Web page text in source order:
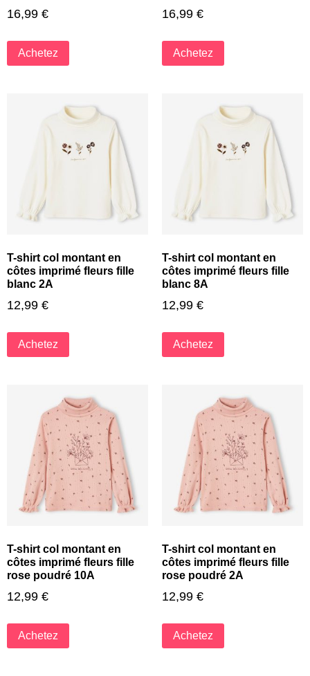
16,99 €
Achetez
16,99 €
Achetez
T-shirt col montant en
côtes imprimé fleurs fille
blanc 2A
12,99 €
Achetez
T-shirt col montant en
côtes imprimé fleurs fille
blanc 8A
12,99 €
Achetez
T-shirt col montant en
côtes imprimé fleurs fille
rose poudré 10A
12,99 €
Achetez
T-shirt col montant en
côtes imprimé fleurs fille
rose poudré 2A
12,99 €
Achetez